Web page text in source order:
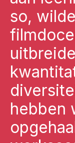
so,
hebben